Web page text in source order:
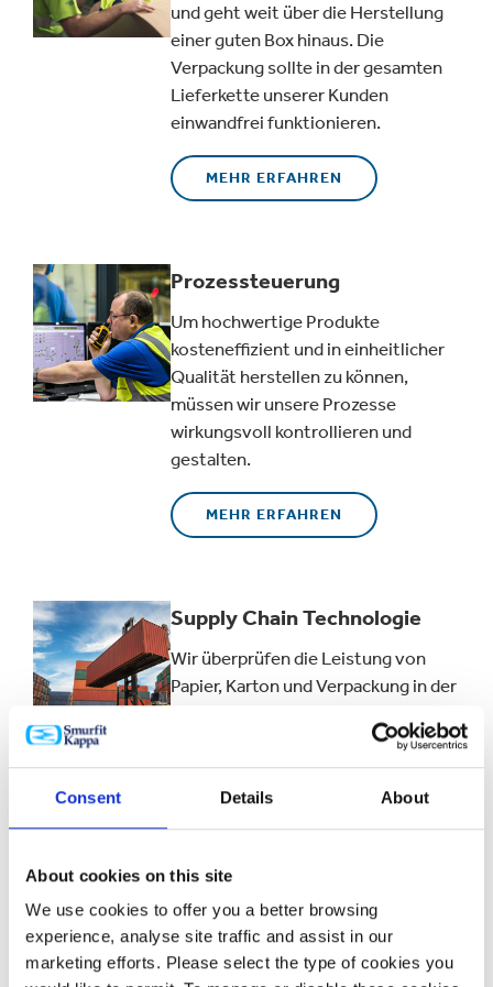
Consent Details About
About cookies on this site
We use cookies to offer you a better browsing
experience, analyse site traffic and assist in our
marketing efforts. Please select the type of cookies you
und geht weit über die Herstellung
einer guten Box hinaus. Die
Verpackung sollte in der gesamten
Lieferkette unserer Kunden
einwandfrei funktionieren.
MEHR ERFAHREN
Prozessteuerung
Um hochwertige Produkte
kosteneffizient und in einheitlicher
Qualität herstellen zu können,
müssen wir unsere Prozesse
wirkungsvoll kontrollieren und
gestalten.
MEHR ERFAHREN
Supply Chain Technologie
Wir überprüfen die Leistung von
Papier, Karton und Verpackung in der
Richtlinien. Unsere Experten
untersuchen verschiedene
Transport- und Klimabedingungen
und berücksichtigen dabei Produkt,
MEHR ERFAHREN